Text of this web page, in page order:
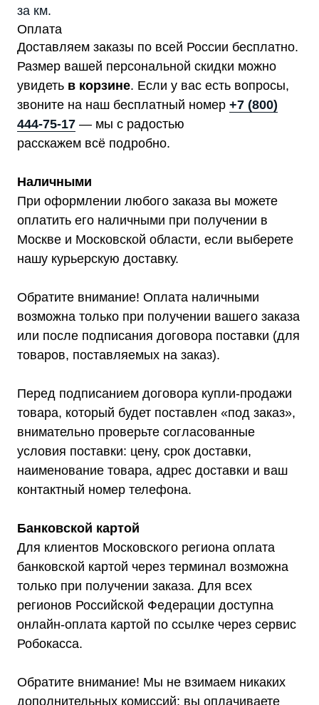
за км.
Оплата
Доставляем заказы по всей России бесплатно.
Размер вашей персональной скидки можно
увидеть в корзине. Если у вас есть вопросы,
звоните на наш бесплатный номер +7 (800)
444-75-17 — мы с радостью
расскажем всё подробно.
Наличными
При оформлении любого заказа вы можете
оплатить его наличными при получении в
Москве и Московской области, если выберете
нашу курьерскую доставку.
Обратите внимание! Оплата наличными
возможна только при получении вашего заказа
или после подписания договора поставки (для
товаров, поставляемых на заказ).
Перед подписанием договора купли-продажи
товара, который будет поставлен «под заказ»,
внимательно проверьте согласованные
условия поставки: цену, срок доставки,
наименование товара, адрес доставки и ваш
контактный номер телефона.
Банковской картой
Для клиентов Московского региона оплата
банковской картой через терминал возможна
только при получении заказа. Для всех
регионов Российской Федерации доступна
онлайн-оплата картой по ссылке через сервис
Робокасса.
Обратите внимание! Мы не взимаем никаких
дополнительных комиссий; вы оплачиваете
Мы являемся
официальным
8 (800) 444-75-17 info@shtil-stab.ru
Оставьте заявку на подбор
стабилизатора или ИБП и наши
менеджеры помогут вам подобрать
подходящий вариант